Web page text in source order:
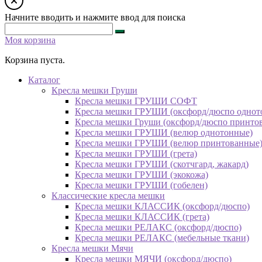
Начните вводить и нажмите ввод для поиска
Моя корзина
Корзина пуста.
Каталог
Кресла мешки Груши
Кресла мешки ГРУШИ СОФТ
Кресла мешки ГРУШИ (оксфорд/дюспо
Кресла мешки Груши (оксфорд/дюспо
Кресла мешки ГРУШИ (велюр однотонные)
Кресла мешки ГРУШИ (велюр принтованные)
Кресла мешки ГРУШИ (грета)
Кресла мешки ГРУШИ (скотчгард, жакард)
Кресла мешки ГРУШИ (экокожа)
Кресла мешки ГРУШИ (гобелен)
Классические кресла мешки
Кресла мешки КЛАССИК (оксфорд/дюспо)
Кресла мешки КЛАССИК (грета)
Креслa мешки РЕЛАКС (оксфорд/дюспо)
Креслa мешки РЕЛАКС (мебельные ткани)
Кресла мешки Мячи
Кресла мешки МЯЧИ (оксфорд/дюспо)